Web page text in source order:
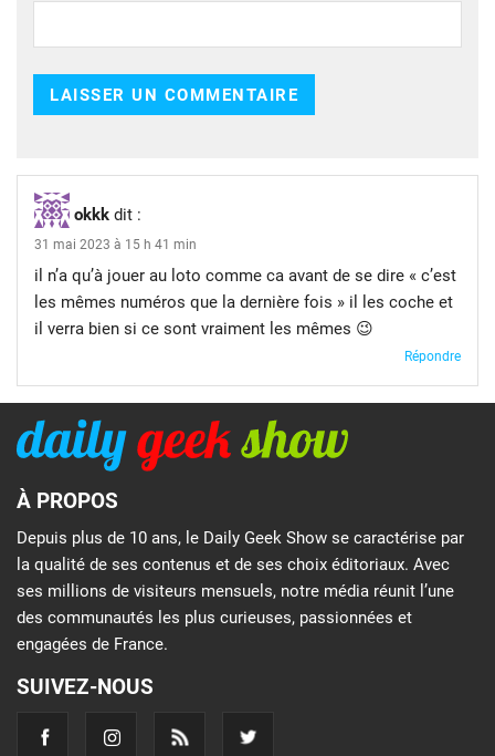
okkk dit :
31 mai 2023 à 15 h 41 min
il n’a qu’à jouer au loto comme ca avant de se dire « c’est
les mêmes numéros que la dernière fois » il les coche et
il verra bien si ce sont vraiment les mêmes 😉
Répondre
À PROPOS
Depuis plus de 10 ans, le Daily Geek Show se caractérise par
la qualité de ses contenus et de ses choix éditoriaux. Avec
ses millions de visiteurs mensuels, notre média réunit l’une
des communautés les plus curieuses, passionnées et
engagées de France.
SUIVEZ-NOUS